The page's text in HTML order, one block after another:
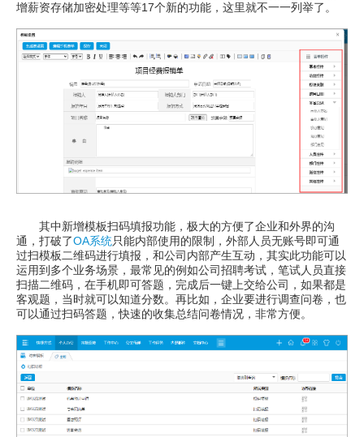
增薪资存储加密处理等等17个新的功能，这里就不一一列举了。
其中新增模板扫码填报功能，极大的方便了企业和外界的沟
通，打破了OA系统只能内部使用的限制，外部人员无账号即可通
过扫模板二维码进行填报，和公司内部产生互动，其实此功能可以
运用到多个业务场景，最常见的例如公司招聘考试，笔试人员直接
扫描二维码，在手机即可答题，完成后一键上交给公司，如果都是
客观题，当时就可以知道分数。再比如，企业要进行调查问卷，也
可以通过扫码答题，快速的收集总结问卷情况，非常方便。